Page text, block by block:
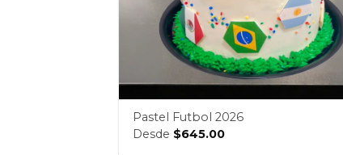
Pastel Futbol 2026
Desde $645.00